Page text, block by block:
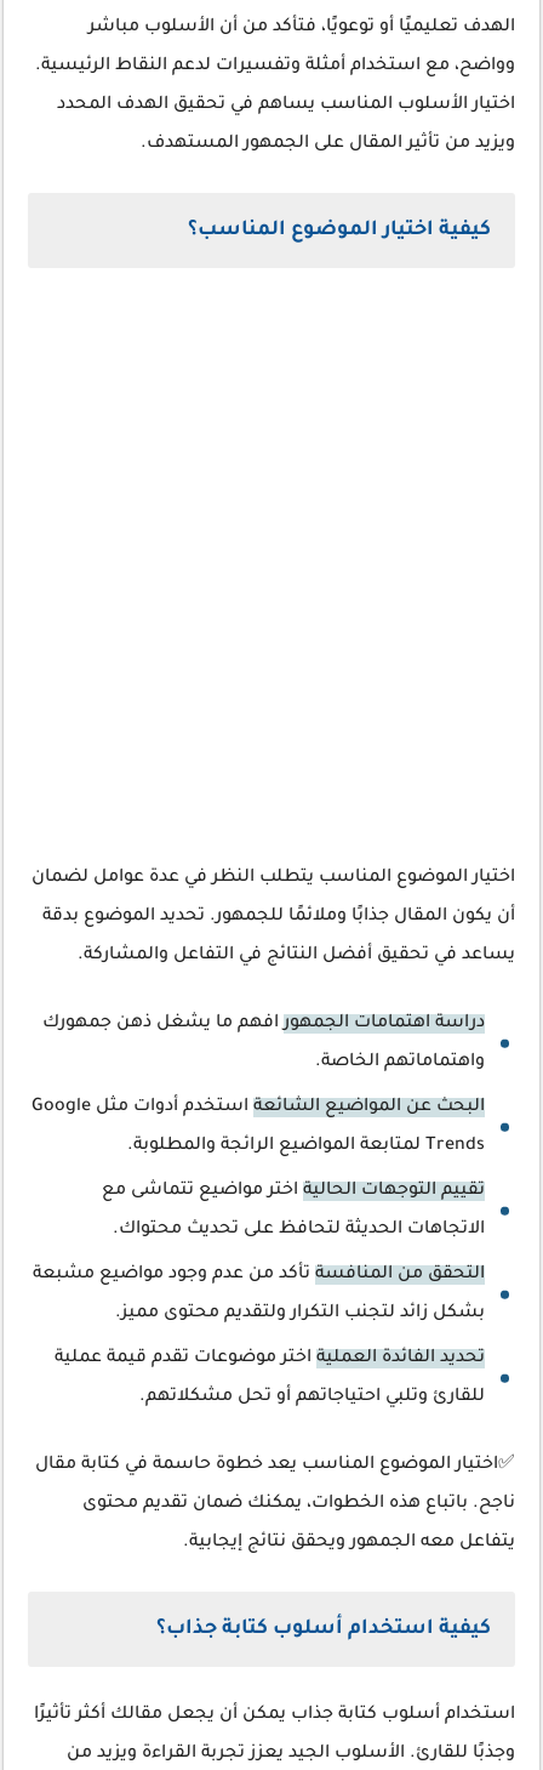
الهدف تعليميًا أو توعويًا، فتأكد من أن الأسلوب مباشر
وواضح، مع استخدام أمثلة وتفسيرات لدعم النقاط الرئيسية.
اختيار الأسلوب المناسب يساهم في تحقيق الهدف المحدد
ويزيد من تأثير المقال على الجمهور المستهدف.
كيفية اختيار الموضوع المناسب؟
اختيار الموضوع المناسب يتطلب النظر في عدة عوامل لضمان
أن يكون المقال جذابًا وملائمًا للجمهور. تحديد الموضوع بدقة
يساعد في تحقيق أفضل النتائج في التفاعل والمشاركة.
دراسة اهتمامات الجمهورافهم ما يشغل ذهن جمهورك
واهتماماتهم الخاصة.
البحث عن المواضيع الشائعة
استخدم أدوات مثل Google
Trends لمتابعة المواضيع الرائجة والمطلوبة.
تقييم التوجهات الحالية اختر مواضيع تتماشى مع
الاتجاهات الحديثة لتحافظ على تحديث محتواك.
التحقق من المنافسة تأكد من عدم وجود مواضيع مشبعة
بشكل زائد لتجنب التكرار ولتقديم محتوى مميز.
تحديد الفائدة العملية اختر موضوعات تقدم قيمة عملية
للقارئ وتلبي احتياجاتهم أو تحل مشكلاتهم.
✅اختيار الموضوع المناسب يعد خطوة حاسمة في كتابة مقال
ناجح. باتباع هذه الخطوات، يمكنك ضمان تقديم محتوى
يتفاعل معه الجمهور ويحقق نتائج إيجابية.
كيفية استخدام أسلوب كتابة جذاب؟
استخدام أسلوب كتابة جذاب يمكن أن يجعل مقالك أكثر تأثيرًا
وجذبًا للقارئ. الأسلوب الجيد يعزز تجربة القراءة ويزيد من